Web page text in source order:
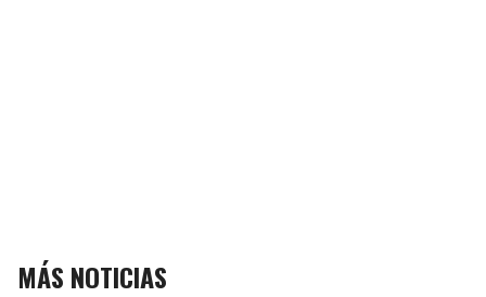
MÁS NOTICIAS